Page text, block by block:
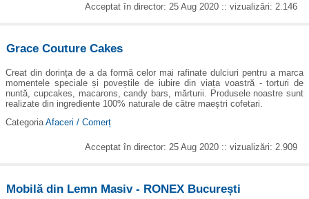
Acceptat în director: 25 Aug 2020 :: vizualizări: 2.146
Grace Couture Cakes
Creat din dorința de a da formă celor mai rafinate dulciuri pentru a marca
momentele speciale și poveștile de iubire din viața voastră - torturi de
nuntă, cupcakes, macarons, candy bars, mărturii. Produsele noastre sunt
realizate din ingrediente 100% naturale de către maeștri cofetari.
Categoria Afaceri / Comerț
Acceptat în director: 25 Aug 2020 :: vizualizări: 2.909
Mobilă din Lemn Masiv - RONEX București